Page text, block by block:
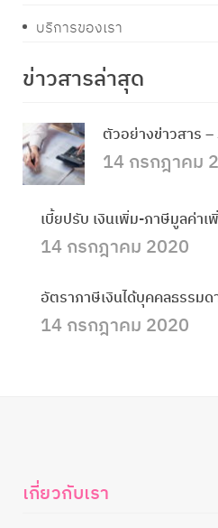
บริการของเรา
ข่าวสารล่าสุด
ตัวอย่างข่าวสาร –
14 กรกฎาคม
เบี้ยปรับ เงินเพิ่ม-ภาษีมูลค่า
14 กรกฎาคม 2020
อัตราภาษีเงินได้บุคคลธรรม
14 กรกฎาคม 2020
เกี่ยวกับเรา